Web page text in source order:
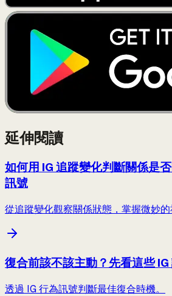
延伸閱讀
如何用 IG 追蹤變化判斷關係是
訊號
從追蹤變化觀察關係狀態，掌握微妙的
復合前該不該主動？先看這些
透過 IG 行為訊號判斷最佳復合時機。